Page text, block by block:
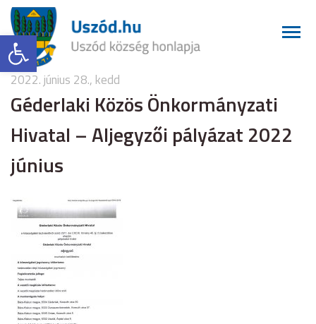
Eszköztár megnyitása
2022. június 28., kedd
Géderlaki Közös Önkormányzati
Hivatal – Aljegyzői pályázat 2022
június